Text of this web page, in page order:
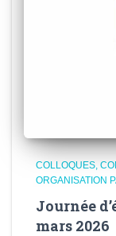
COLLOQUES,
ORGANISATION
Journée
mars 2026